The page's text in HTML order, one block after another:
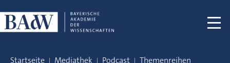
Startseite Mediathek Podcast
Themenreihen